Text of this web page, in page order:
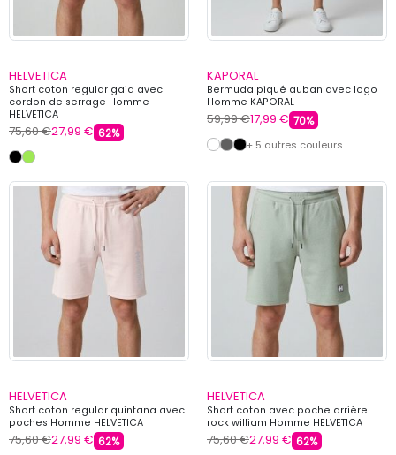
HELVETICA
Short coton regular gaia avec
cordon de serrage Homme
HELVETICA
75,60 €27,99 € 62%
KAPORAL
Bermuda piqué auban avec logo
Homme KAPORAL
59,99 €17,99 € 70%
+ 5 autres couleurs
HELVETICA
Short coton regular quintana avec
poches Homme HELVETICA
75,60 €27,99 € 62%
HELVETICA
Short coton avec poche arrière
rock william Homme HELVETICA
75,60 €27,99 € 62%